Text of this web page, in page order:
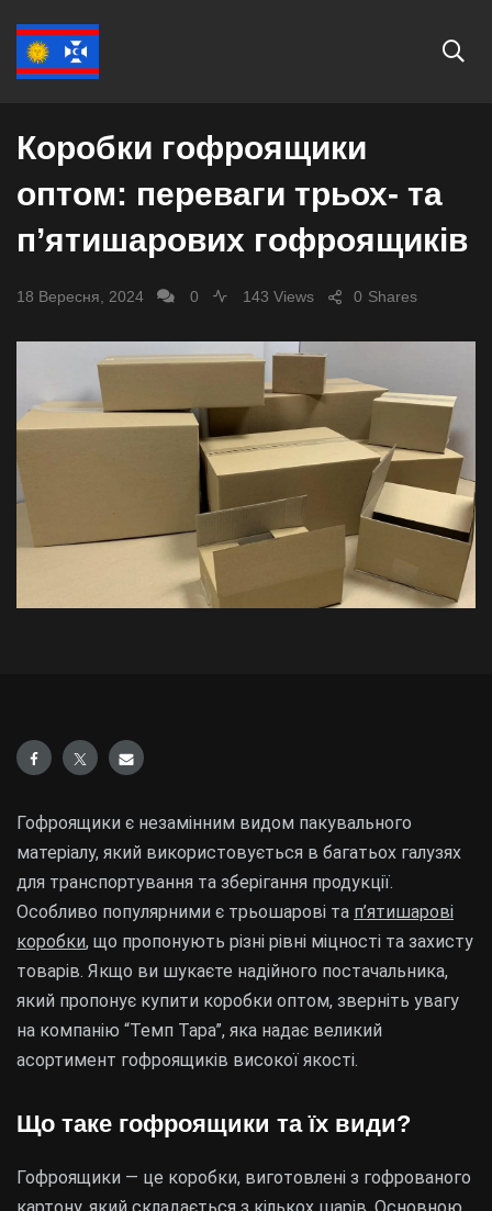
ЕКОНОМІКА
Коробки гофроящики
оптом: переваги трьох- та
п’ятишарових гофроящиків
18 Вересня, 2024 0 143 Views Shares
0
Гофроящики є незамінним видом пакувального
матеріалу, який використовується в багатьох галузях
для транспортування та зберігання продукції.
Особливо популярними є трьошарові та п’ятишарові
коробки, що пропонують різні рівні міцності та захисту
товарів. Якщо ви шукаєте надійного постачальника,
який пропонує купити коробки оптом, зверніть увагу
на компанію “Темп Тара”, яка надає великий
асортимент гофроящиків високої якості.
Що таке гофроящики та їх види?
Гофроящики — це коробки, виготовлені з гофрованого